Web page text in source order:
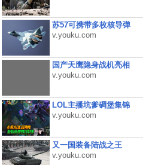
苏57可携带多枚核导弹
v.youku.com
国产天鹰隐身战机亮相
v.youku.com
LOL主播坑爹碉堡集锦
v.youku.com
又一国装备陆战之王
v.youku.com